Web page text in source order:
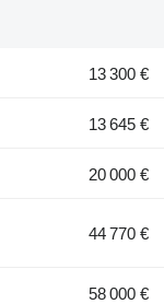
13 300 €
13 645 €
20 000 €
44 770 €
58 000 €